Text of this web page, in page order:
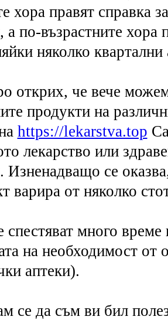
хора правят справка
а по-възрастните хора
няколко квартални
открих, че вече
продукти на
https://lekarstva.top
лекарство или
Изненадващо се
варира от няколко
спестяват много
на необходимост от
аптеки).
се да съм ви бил